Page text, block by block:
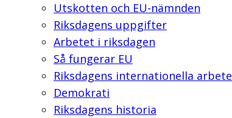
Utskotten och EU-nämnden
Riksdagens uppgifter
Arbetet i riksdagen
Så fungerar EU
Riksdagens internationella arbete
Demokrati
Riksdagens historia